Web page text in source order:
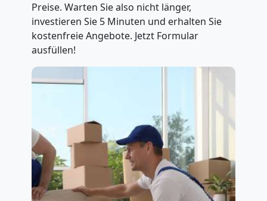
Preise. Warten Sie also nicht länger,
investieren Sie 5 Minuten und erhalten Sie
kostenfreie Angebote. Jetzt Formular
ausfüllen!